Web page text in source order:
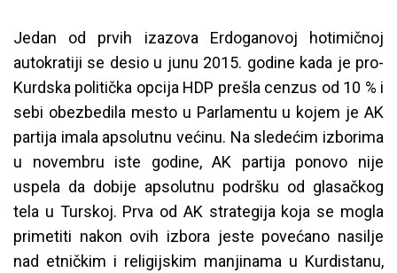
Jedan od prvih izazova Erdoganovoj hotimičnoj
autokratiji se desio u junu 2015. godine kada je pro-
Kurdska politička opcija HDP prešla cenzus od 10 % i
sebi obezbedila mesto u Parlamentu u kojem je AK
partija imala apsolutnu većinu. Na sledećim izborima
u novembru iste godine, AK partija ponovo nije
uspela da dobije apsolutnu podršku od glasačkog
tela u Turskoj. Prva od AK strategija koja se mogla
primetiti nakon ovih izbora jeste povećano nasilje
nad etničkim i religijskim manjinama u Kurdistanu,